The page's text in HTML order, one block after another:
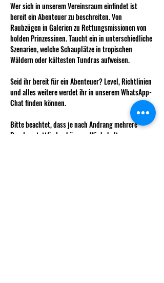
Wer sich in unserem Vereinsraum einfindet ist
bereit ein Abenteuer zu beschreiten. Von
Raubzügen in Galerien zu Rettungsmissionen von
holden Prinzessinen. Taucht ein in unterschiedliche
Szenarien, welche Schauplätze in tropischen
Wäldern oder kältesten Tundras aufweisen.
Seid ihr bereit für ein Abenteuer? Level, Richtlinien
und alles weitere werdet ihr in unserem WhatsApp-
Chat finden können.
Bitte beachtet, dass je nach Andrang mehrere
Runden stattfinden können. Wir behalten uns vor